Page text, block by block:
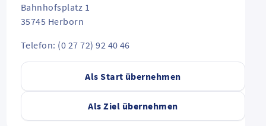
Als Start übernehmen
Als Ziel übernehmen
Bahnhofsplatz 1
35745 Herborn
Telefon: (0 27 72) 92 40 46